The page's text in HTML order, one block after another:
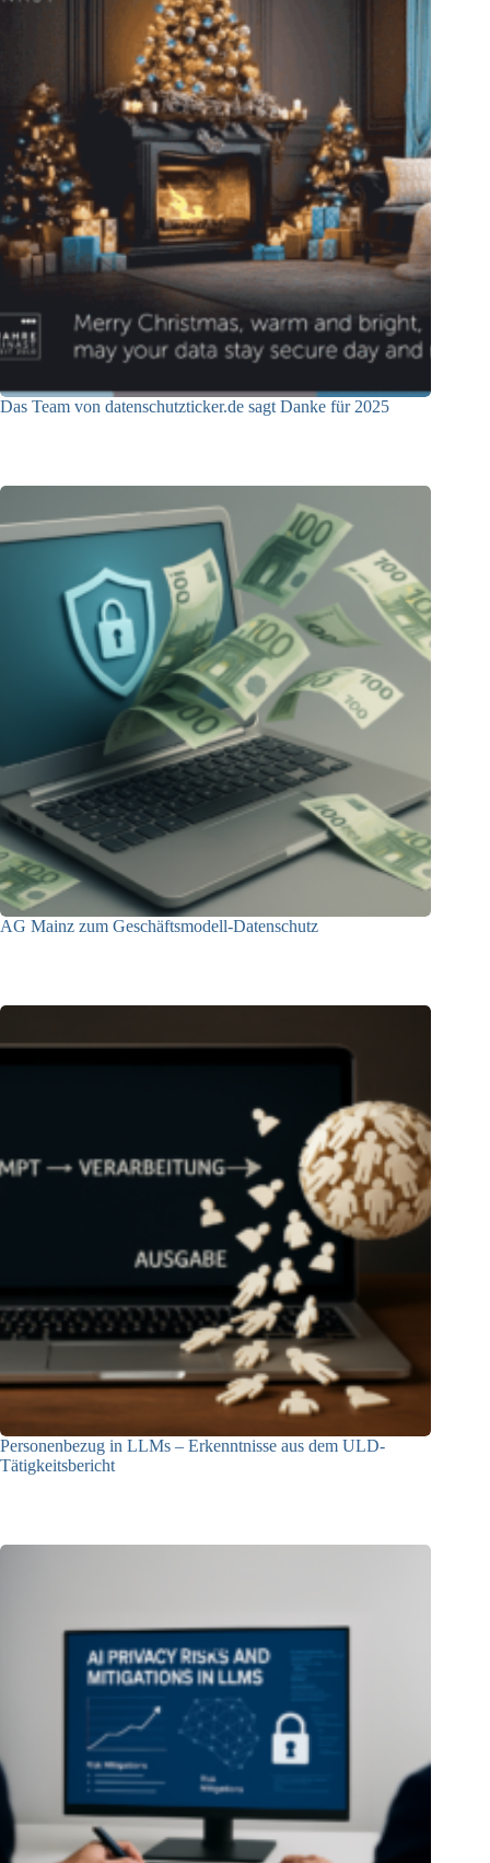
Das Team von datenschutzticker.de sagt Danke für 2025
AG Mainz zum Geschäftsmodell-Datenschutz
Personenbezug in LLMs – Erkenntnisse aus dem ULD-
Tätigkeitsbericht